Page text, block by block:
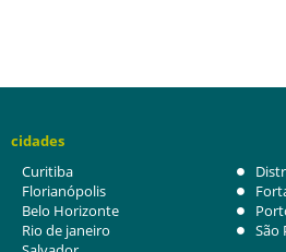
cidades
Curitiba
Florianópolis
Belo Horizonte
Rio de janeiro
São